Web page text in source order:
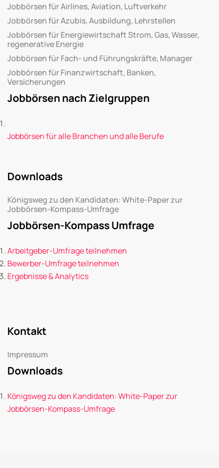
Jobbörsen für Airlines, Aviation, Luftverkehr
Jobbörsen für Azubis, Ausbildung, Lehrstellen
Jobbörsen für Energiewirtschaft Strom, Gas, Wasser,
regenerative Energie
Jobbörsen für Fach- und Führungskräfte, Manager
Jobbörsen für Finanzwirtschaft, Banken,
Versicherungen
Jobbörsen nach Zielgruppen
Jobbörsen für alle Branchen und alle Berufe
Downloads
Königsweg zu den Kandidaten: White-Paper zur
Jobbörsen-Kompass-Umfrage
Jobbörsen-Kompass Umfrage
Arbeitgeber-Umfrage teilnehmen
Bewerber-Umfrage teilnehmen
Ergebnisse & Analytics
Kontakt
Impressum
Downloads
Königsweg zu den Kandidaten: White-Paper zur
Jobbörsen-Kompass-Umfrage